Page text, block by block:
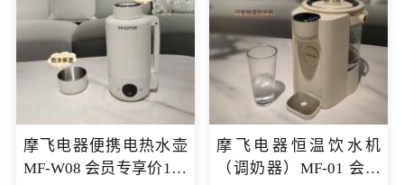
摩飞电器便携电热水壶
MF-W08 会员专享价198
摩飞电器恒温饮水机
（调奶器）MF-01 会员